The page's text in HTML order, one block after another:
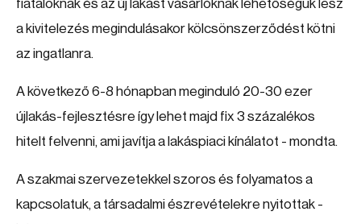
fiataloknak és az új lakást vásárlóknak lehetőségük lesz
a kivitelezés megindulásakor kölcsönszerződést kötni
az ingatlanra.
A következő 6-8 hónapban meginduló 20-30 ezer
újlakás-fejlesztésre így lehet majd fix 3 százalékos
hitelt felvenni, ami javítja a lakáspiaci kínálatot - mondta.
A szakmai szervezetekkel szoros és folyamatos a
kapcsolatuk, a társadalmi észrevételekre nyitottak -